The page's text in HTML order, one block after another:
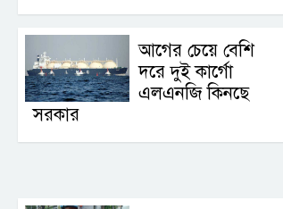
আগের চেয়ে বেশি
দরে দুই কার্গো
এলএনজি কিনছে
সরকার